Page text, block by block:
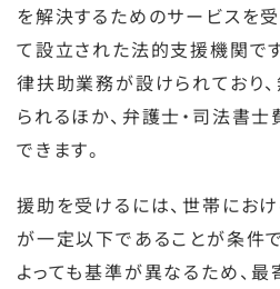
を解決するためのサービスを
て設立された法的支援機関で
律扶助業務が設けられており
られるほか、弁護士・司法書
できます。
援助を受けるには、世帯にお
が一定以下であることが条件
よっても基準が異なるため、